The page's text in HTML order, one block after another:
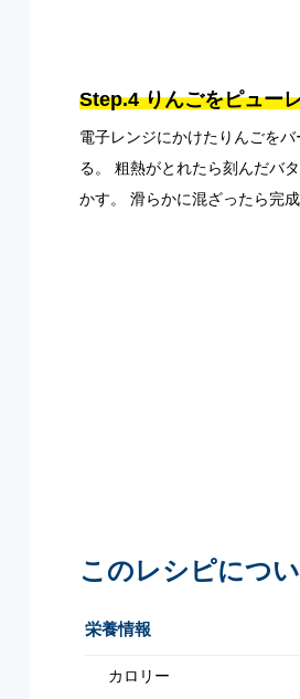
Step.4 りんごをピュー
電子レンジにかけたりんごを
る。 粗熱がとれたら刻んだバ
かす。 滑らかに混ざったら完成
このレシピにつ
栄養情報
カロリー